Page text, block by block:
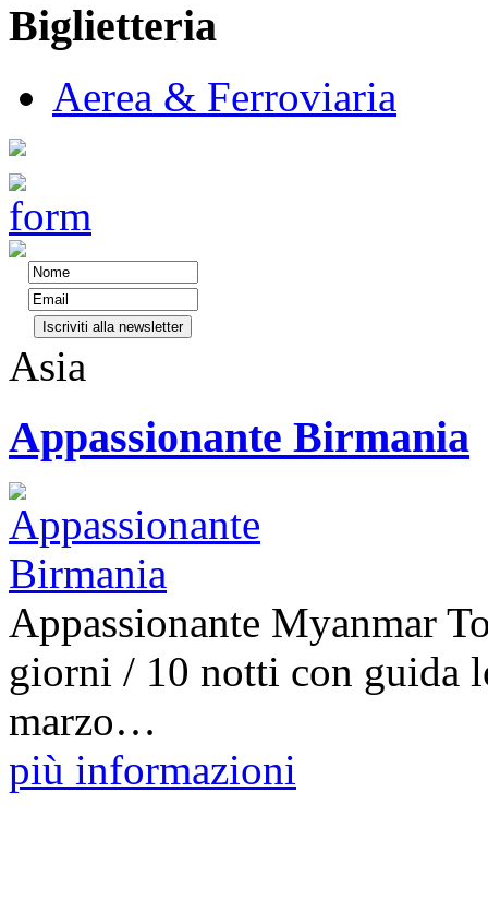
Biglietteria
Aerea & Ferroviaria
Asia
Appassionante Birmania
Appassionante Myanmar
giorni / 10 notti con guida
marzo…
più informazioni